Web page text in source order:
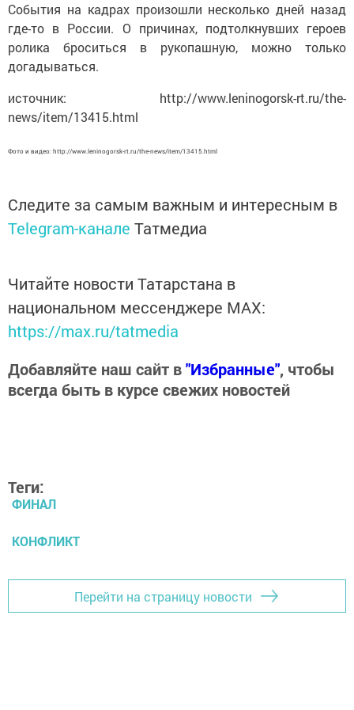
События на кадрах произошли несколько дней назад
где-то в России. О причинах, подтолкнувших героев
ролика броситься в рукопашную, можно только
догадываться.
источник: http://www.leninogorsk-rt.ru/the-
news/item/13415.html
Фото и видео: http://www.leninogorsk-rt.ru/the-news/item/13415.html
Следите за самым важным и интересным в
Telegram-канале Татмедиа
Читайте новости Татарстана в
национальном мессенджере MАХ:
https://max.ru/tatmedia
Добавляйте наш сайт в"Избранные", чтобы
всегда быть в курсе свежих новостей
Теги:
ФИНАЛ
КОНФЛИКТ
Перейти на страницу новости